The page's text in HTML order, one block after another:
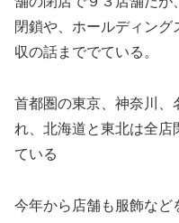
閉鎖や、ホールディン
収の話まででている。
首都圏の東京、神奈川、
れ、北海道と東北は全店
ている
今年から店舗も服飾など